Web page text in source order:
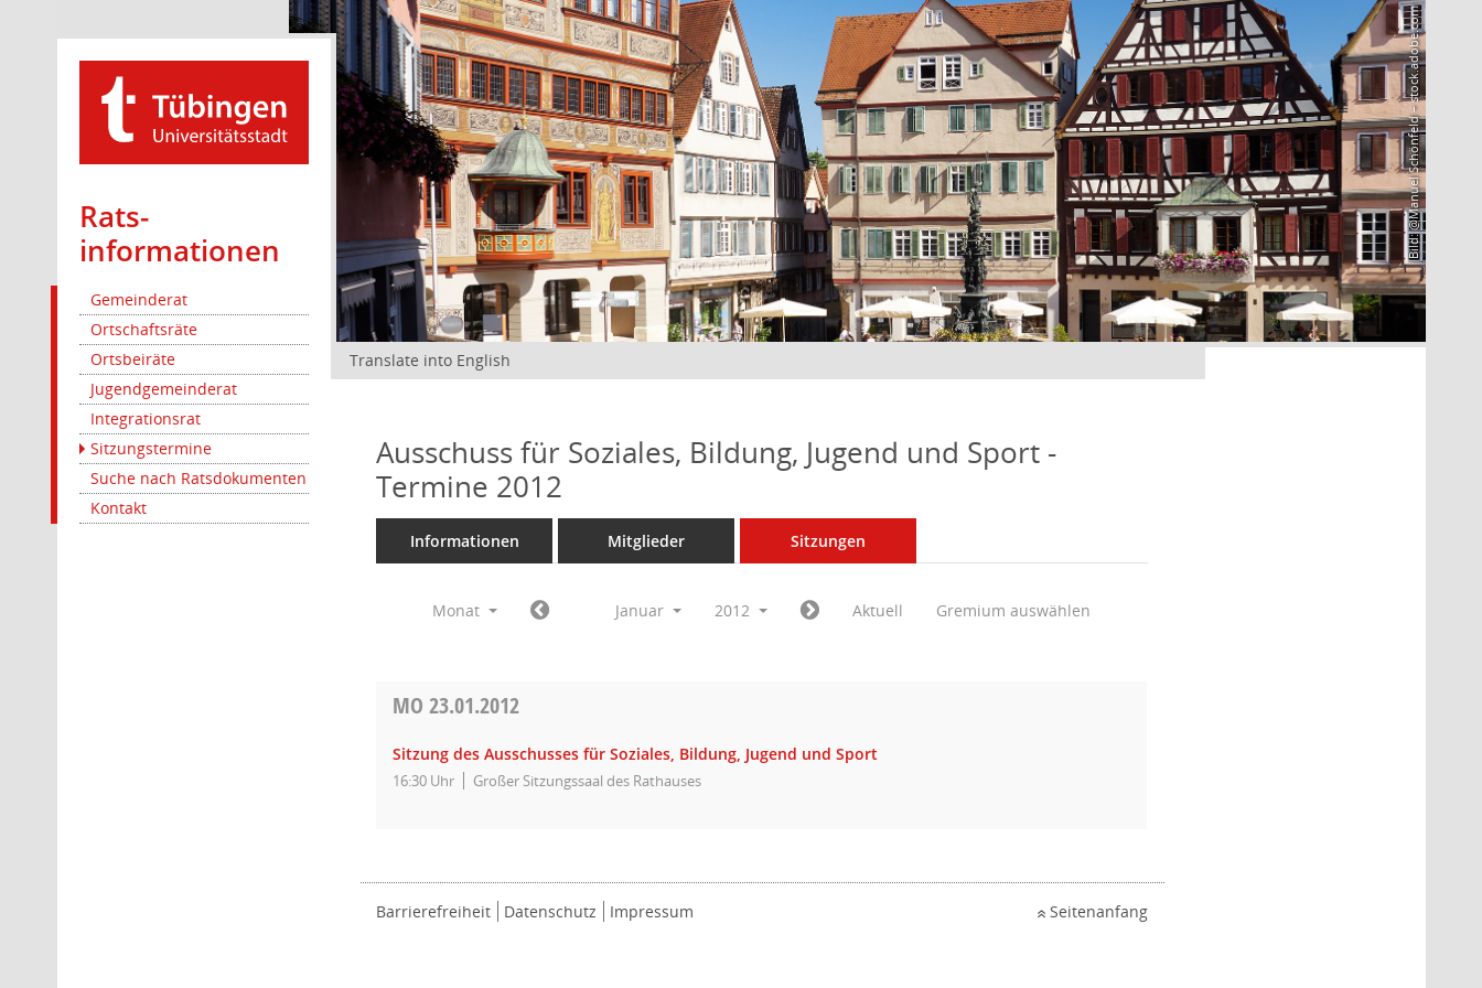
Rats­
informationen
Gemeinderat
Ortschaftsräte
Ortsbeiräte
Jugendgemeinderat
Integrationsrat
Sitzungstermine
Suche nach Ratsdokumenten
Kontakt
Bild: @Manuel Schönfeld – stock.adobe.com
Translate into English
Ausschuss für Soziales, Bildung, Jugend und Sport -
Termine 2012
Informationen Mitglieder Sitzungen
Monat Januar 2012 Aktuell Gremium auswählen
MO23.01.2012
Sitzung des Ausschusses für Soziales, Bildung, Jugend und Sport
16:30 Uhr Großer Sitzungssaal des Rathauses
Barrierefreiheit Datenschutz Impressum Seitenanfang